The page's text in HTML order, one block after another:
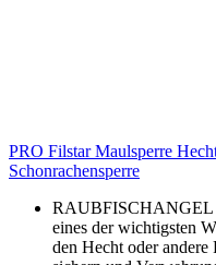
PRO Filstar Maulsperre
Schonrachensperre
RAUBFISCHANGEL
eines der wichtigsten
den Hecht oder